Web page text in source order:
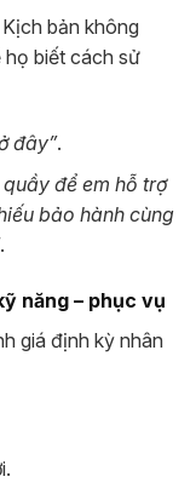
bản không
họ biết cách sử
đây”.
để em hỗ trợ
bảo hành cùng
.
năng – phục vụ
giá định kỳ nhân